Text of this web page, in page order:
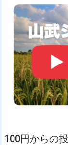
ビ
ゲ
ー
シ
ョ
ン
100円からの